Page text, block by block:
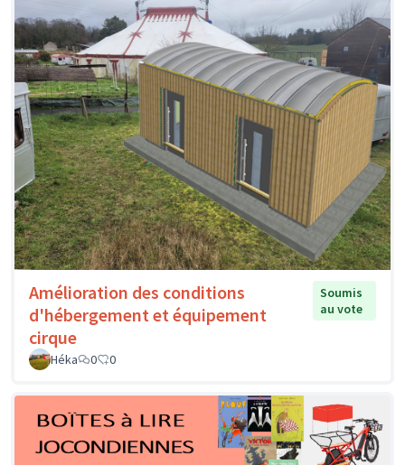
Amélioration des conditions
d'hébergement et équipement
cirque
Soumis
au vote
Héka 0 0